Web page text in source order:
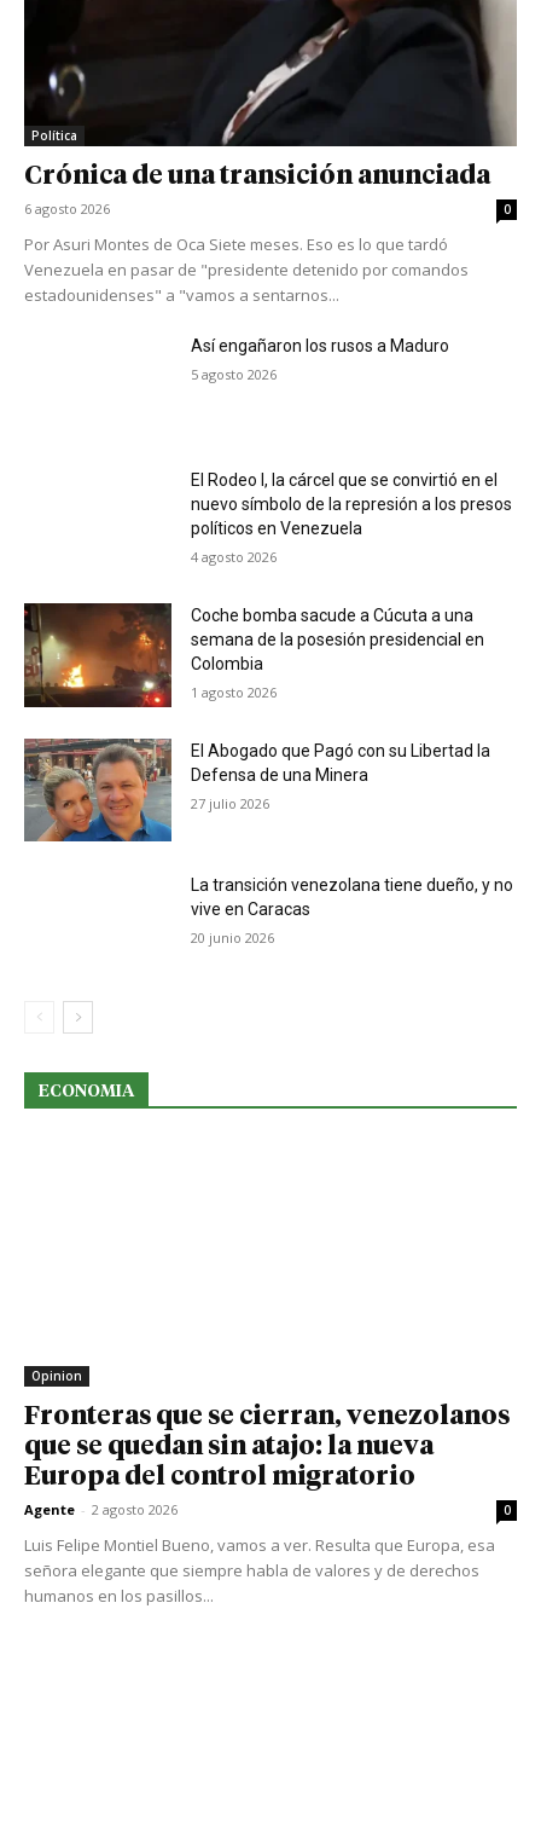
Política
Crónica de una transición anunciada
6 agosto 2026 0
Por Asuri Montes de Oca Siete meses. Eso es lo que tardó
Venezuela en pasar de "presidente detenido por comandos
estadounidenses" a "vamos a sentarnos...
Así engañaron los rusos a Maduro
5 agosto 2026
El Rodeo I, la cárcel que se convirtió en el
nuevo símbolo de la represión a los presos
políticos en Venezuela
4 agosto 2026
Coche bomba sacude a Cúcuta a una
semana de la posesión presidencial en
Colombia
1 agosto 2026
El Abogado que Pagó con su Libertad la
Defensa de una Minera
27 julio 2026
La transición venezolana tiene dueño, y no
vive en Caracas
20 junio 2026
ECONOMIA
Opinion
Fronteras que se cierran, venezolanos
que se quedan sin atajo: la nueva
Europa del control migratorio
Agente - 2 agosto 2026 0
Luis Felipe Montiel Bueno, vamos a ver. Resulta que Europa, esa
señora elegante que siempre habla de valores y de derechos
humanos en los pasillos...